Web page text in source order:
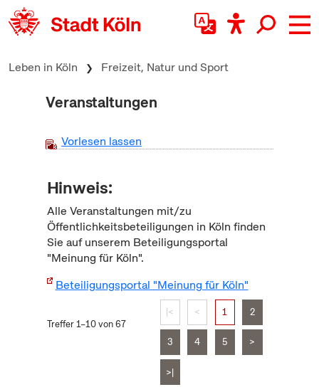
zum Inhalt springen
Leben in Köln Freizeit, Natur und Sport
Veranstaltungen
Vorlesen lassen
Hinweis:
Alle Veranstaltungen mit/zu
Öffentlichkeitsbeteiligungen in Köln finden
Sie auf unserem Beteiligungsportal
"Meinung für Köln".
Beteiligungsportal "Meinung für Köln"
Treffer 1–10 von 67
|< < 1 2
3 4 5 >
>|